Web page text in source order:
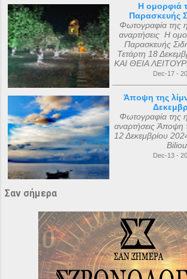
Η ομορφιά
Παρασκευής
Φωτογραφία της
αναρτήσεις Η
Παρασκευής
Τετάρτη 18
ΚΑΙ ΘΕΙΑ
Dec-17 -
Άποψη της
Φωτογραφία της
αναρτήσεις Άποψη
12 Δεκεμβρίου
Dec-13 -
Σαν σήμερα